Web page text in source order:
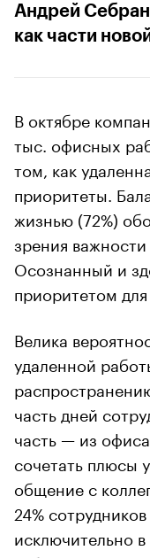
Андрей
как части
В октябре
тыс. офисных
том, как
приоритеты.
жизнью (72%)
зрения
Осознанный и
приоритетом
Велика
удаленной
часть дней
часть — из
сочетать плюсы
общение с
24%
исключительно